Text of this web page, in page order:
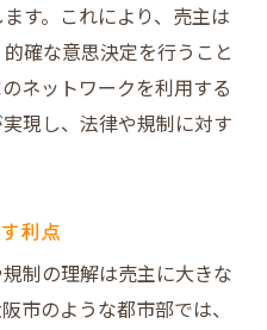
す。これにより、売主は
確な意思決定を行うこと
ネットワークを利用する
現し、法律や規制に対す
利点
制の理解は売主に大きな
市のような都市部では、